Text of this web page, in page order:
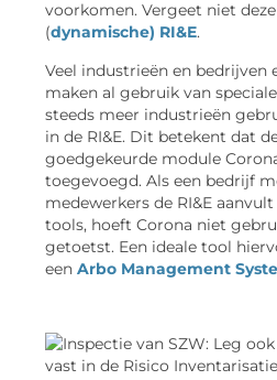
voorkomen. Vergeet niet
(dynamische) RI&E.
Veel industrieën en bedrijven
maken al gebruik van
steeds meer industrieën
in de RI&E. Dit betekent dat
goedgekeurde module
toegevoegd. Als een bedrijf
medewerkers de RI&E aanvult
tools, hoeft Corona niet
getoetst. Een ideale tool
een Arbo Management